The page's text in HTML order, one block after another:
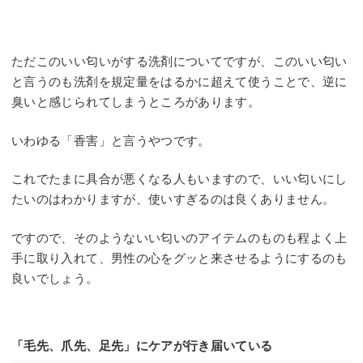
ただこのいい匂いがする洗剤についてですが、このいい匂い
と言うのも洗剤を規定量をはるかに超えて使うことで、逆に
臭いと感じられてしまうところがあります。
いわゆる「香害」と言うやつです。
これでたまに具合が悪くなる人もいますので、いい匂いにし
たいのはわかりますが、使いすぎるのは良くありません。
ですので、そのようないい匂いのアイテムのものも程よく上
手に取り入れて、男性の心をグッと来させるようにするのも
良いでしょう。
「毛先、爪先、足先」にケアが行き届いている